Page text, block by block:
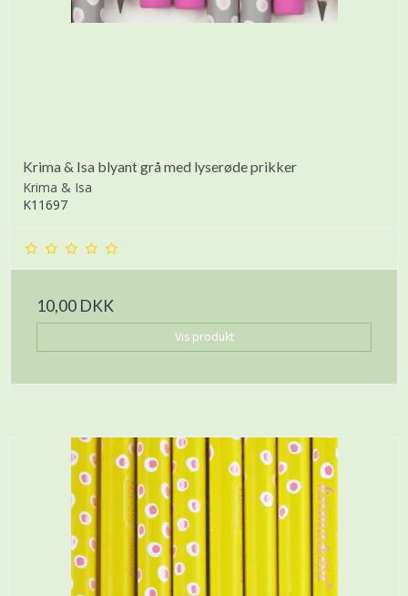
Krima & Isa blyant grå med lyserøde prikker
Krima & Isa
K11697
10,00 DKK
Vis produkt